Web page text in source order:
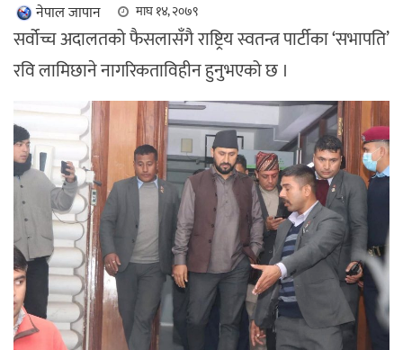
नेपाल जापान माघ १४, २०७९
सर्वोच्च अदालतको फैसलासँगै राष्ट्रिय स्वतन्त्र पार्टीका ‘सभापति’
रवि लामिछाने नागरिकताविहीन हुनुभएको छ ।